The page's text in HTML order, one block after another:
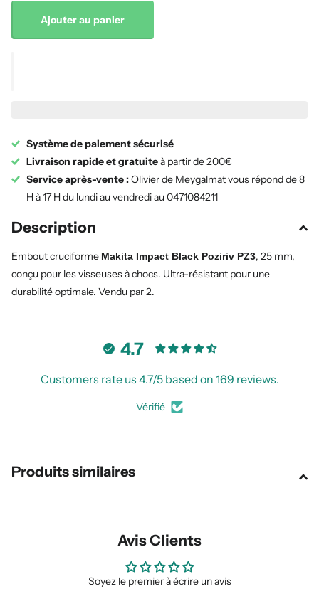
Ajouter au panier
Système de paiement sécurisé
Livraison rapide et gratuiteà partir de 200€
Service après-vente :Olivier de Meygalmat vous répond de 8
H à 17 H du lundi au vendredi au 0471084211
Description
Embout cruciforme Makita Impact Black Poziriv PZ3, 25 mm,
conçu pour les visseuses à chocs. Ultra-résistant pour une
durabilité optimale. Vendu par 2.
4.7
Customers rate us 4.7/5 based on 169 reviews.
Vérifié
Produits similaires
Avis Clients
Soyez le premier à écrire un avis